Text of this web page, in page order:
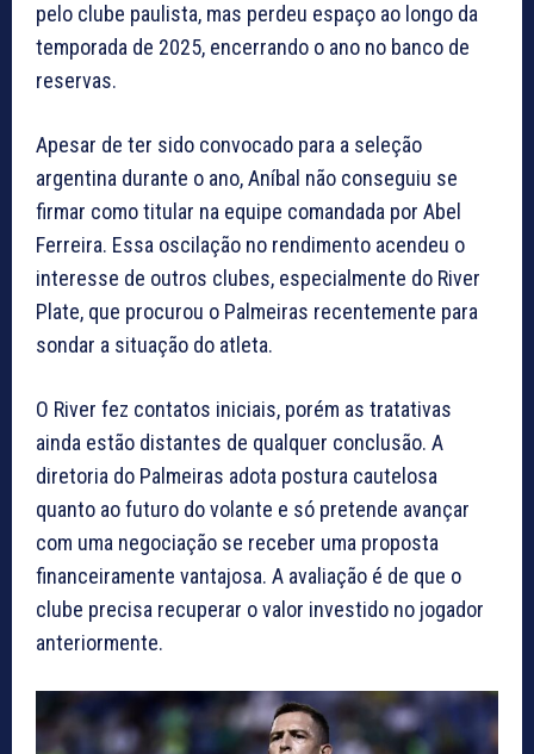
pelo clube paulista, mas perdeu espaço ao longo da
temporada de 2025, encerrando o ano no banco de
reservas.
Apesar de ter sido convocado para a seleção
argentina durante o ano, Aníbal não conseguiu se
firmar como titular na equipe comandada por Abel
Ferreira. Essa oscilação no rendimento acendeu o
interesse de outros clubes, especialmente do River
Plate, que procurou o Palmeiras recentemente para
sondar a situação do atleta.
O River fez contatos iniciais, porém as tratativas
ainda estão distantes de qualquer conclusão. A
diretoria do Palmeiras adota postura cautelosa
quanto ao futuro do volante e só pretende avançar
com uma negociação se receber uma proposta
financeiramente vantajosa. A avaliação é de que o
clube precisa recuperar o valor investido no jogador
anteriormente.